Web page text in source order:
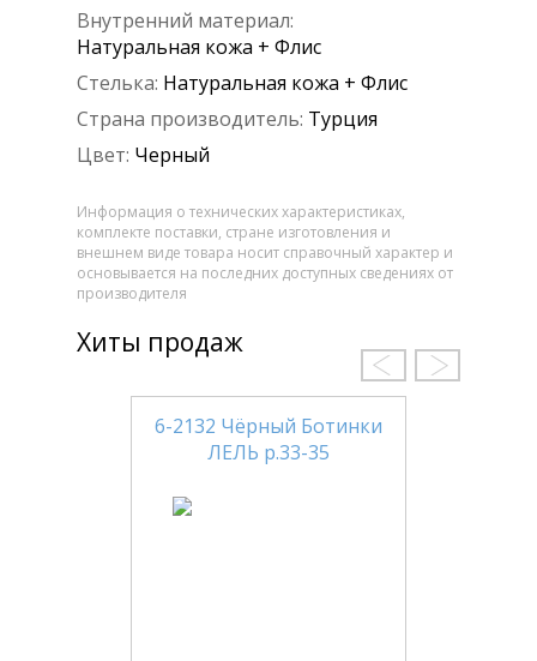
Внутренний материал:
Натуральная кожа + Флис
Стелька: Натуральная кожа + Флис
Страна производитель: Турция
Цвет: Черный
Информация о технических характеристиках,
комплекте поставки, стране изготовления и
внешнем виде товара носит справочный характер и
основывается на последних доступных сведениях от
производителя
Хиты продаж
6-2132 Чёрный Ботинки
ЛЕЛЬ р.33-35